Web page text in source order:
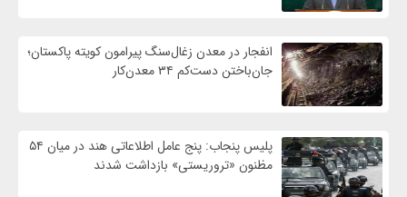
انفجار در معدن زغال‌سنگ پیرامون کویته پاکستان؛
جان‌باختن دست‌کم ۳۴ معدن‌کار
پلیس پنجاب: پنج عامل اطلاعاتی هند در میان ۵۴
مظنون «تروریستی» بازداشت شدند